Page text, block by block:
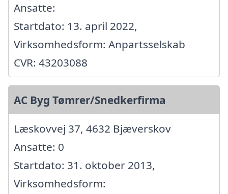
Ansatte:
Startdato: 13. april 2022,
Virksomhedsform: Anpartsselskab
CVR: 43203088
AC Byg Tømrer/Snedkerfirma
Læskovvej 37, 4632 Bjæverskov
Ansatte: 0
Startdato: 31. oktober 2013,
Virksomhedsform: